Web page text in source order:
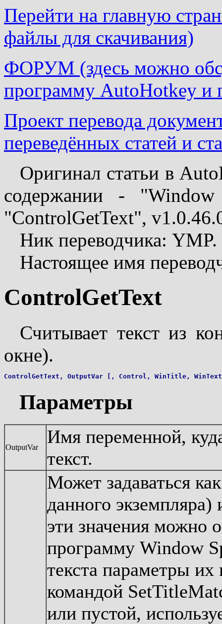
Перейти на главную
файлы для скачивания)
ФОРУМ (здесь можно
программу AutoHotkey и
Проект перевода
переведённых статей и
Оригинал статьи в
содержании -
"ControlGetText",
Ник переводчика: YMP.
Настоящее имя
ControlGetText
Считывает текст из
окне).
Параметры
OutputVar
Имя переменной,
текст.
Может задаваться
данного экземпляра)
эти значения можно
программу Window
текста параметры их
командой
или пустой,